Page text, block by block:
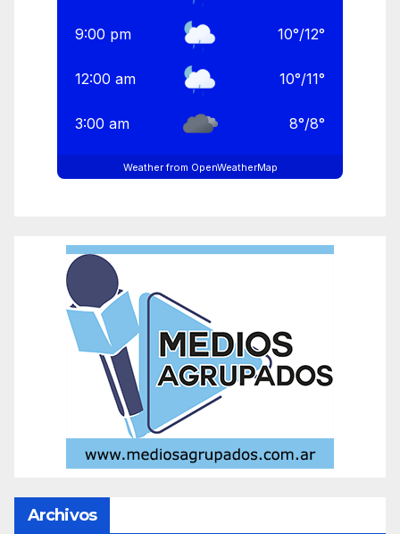
9:00 pm 10°/12°
12:00 am 10°/11°
3:00 am 8°/8°
Weather from OpenWeatherMap
Archivos